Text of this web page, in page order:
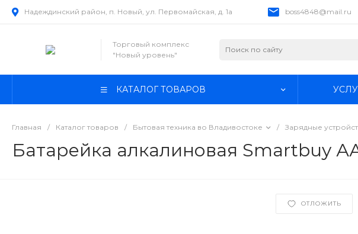
Надеждинский район, п. Новый, ул. Первомайская, д. 1а boss4848@mail.ru
Торговый комплекс
"Новый уровень"
КАТАЛОГ ТОВАРОВ
Главная / Каталог товаров / Бытовая техника во Владивостоке / Зарядные
Батарейка алкалиновая Smartbuy
ОТЛОЖИТЬ